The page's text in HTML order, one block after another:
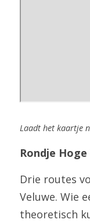
Laadt het kaartje
Rondje
Drie routes
Veluwe. Wie
theoretisch